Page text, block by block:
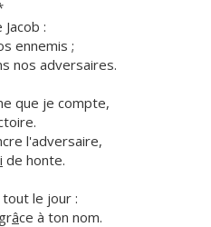
:
ennemis ;
nos adversaires.
que je compte,
l'adversaire,
i de honte.
le jour :
âce à ton nom.